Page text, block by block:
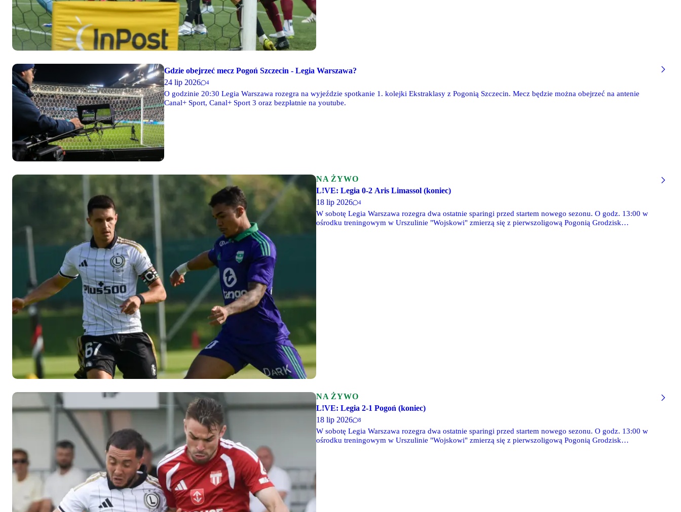
Gdzie obejrzeć mecz Pogoń Szczecin - Legia Warszawa?
24 lip 2026
4
O godzinie 20:30 Legia Warszawa rozegra na wyjeździe spotkanie 1. kolejki Ekstraklasy z Pogonią Szczecin. Mecz będzie można obejrzeć na antenie
Canal+ Sport, Canal+ Sport 3 oraz bezpłatnie na youtube.
NA ŻYWO
L!VE: Legia 0-2 Aris Limassol (koniec)
18 lip 2026
4
W sobotę Legia Warszawa rozegra dwa ostatnie sparingi przed startem nowego sezonu. O godz. 13:00 w
ośrodku treningowym w Urszulinie "Wojskowi" zmierzą się z pierwszoligową Pogonią Grodzisk
NA ŻYWO
L!VE: Legia 2-1 Pogoń (koniec)
18 lip 2026
8
W sobotę Legia Warszawa rozegra dwa ostatnie sparingi przed startem nowego sezonu. O godz. 13:00 w
ośrodku treningowym w Urszulinie "Wojskowi" zmierzą się z pierwszoligową Pogonią Grodzisk